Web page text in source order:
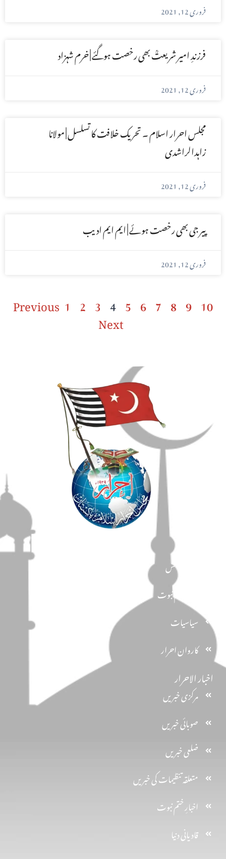
فروری 12, 2021
فرزندِ امیر شریعتؒ بھی رخصت ہوگئے | خرم شہــــزاد
فروری 12, 2021
مجلس احرار اسلام ۔ تحریک خلافت کا تسلسل | مولانا
زاہدالراشدی
فروری 12, 2021
پیر جی بھی رخصت ہوئے | ایم ایم ادیب
فروری 12, 2021
Previous 1 2 3 4 5 6 7 8 9 10
Next
اخبار الاحرار
مرکزی خبریں
صوبائی خبریں
ضلعی خبریں
متعلقہ تنظیمات کی خبریں
اخبارِ ختم نبوت
قادیانی دنیا
دین و دانش
تحفظ ختم نبوت
سیاسیات
کاروان احرار